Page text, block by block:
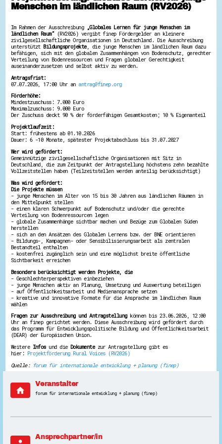
Hessen hilft Ukraine
Zeig uns dein Ehrenamt
Wettbewerb | Trikotwettbewerb
Wettbewerb | 80 Jahre Hessen - Engagement
mit Herz
8 Vereine x 80 Jahre x 1.000 €
Ausgezeichnete Projekte
SHARE IT: Teile deine Infos!
Gestalte dein Ehrenamt
Ehrenamts-Card Hessen
Förderprogramme
Ehrentag
Hessen engagiert - Digitale Themenabende
Kompetenznachweis Hessen
Mach dich schlau
GEMA-Pakt
Di@-Lotsen in Hessen
Flüchtlingshilfe + Integration
Generationsübergreifend aktiv
Patenschaftsprojekte
Stiftungen
Vereine, Spenden, Steuern - Gut zu Wissen
Versicherungsschutz
Wissenswertes rund um dein Ehrenamt
Zahlen, Daten, Fakten aus Hessen
Service
Suche
Downloads
Kontakt
Impressum
Datenschutz
Erklärung zur Barrierefreiheit
Menschen im ländlichen Raum (RV2026)
Im Rahmen der Ausschreibung „Globales Lernen für junge Menschen im
ländlichen Raum“(RV2026) vergibt finep Fördergelder an kleinere
zivilgesellschaftliche Organisationen in Deutschland. Die Ausschreibung
unterstütztBildungsprojekte, die junge Menschen im ländlichen Raum dazu
befähigen, sich mit den globalen Zusammenhängen von Bodenschutz, gerechter
Verteilung von Bodenressourcen und Fragen globaler Gerechtigkeit
auseinanderzusetzen und selbst aktiv zu werden.
Antragsfrist:
07.07.2026, 17:00 Uhr an antrag@finep.org
Förderhöhe:
Mindestzuschuss: 7.000 Euro
Maximalzuschuss: 9.000 Euro
Der Zuschuss deckt 90 % der förderfähigen Gesamtkosten; 10 % Eigenanteil
Projektlaufzeit:
Start: frühestens ab 01.10.2026
Dauer: 6 -10 Monate, spätester Projektabschluss bis 31.07.2027
Wer wird gefördert:
Gemeinnützige zivilgesellschaftliche Organisationen mit Sitz in
Deutschland, die zum Zeitpunkt der Antragstellung höchstens zehn bezahlte
Vollzeitstellen haben (Teilzeitstellen werden anteilig berücksichtigt)
Was wird gefördert:
Die Projekte müssen
- junge Menschen im Alter von 15 bis 30 Jahren aus ländlichen Räumen in
den Mittelpunkt stellen
- einen klaren Schwerpunkt auf Bodenschutz und/oder die gerechte
Verteilung von Bodenressourcen legen
- globale Zusammenhänge sichtbar machen und Bezüge zum Globalen Süden
herstellen
- sich an den Ansätzen des Globalen Lernens bzw. der BNE orientieren
- Bildungs-, Kampagnen- oder Sensibilisierungsarbeit als zentralen
Bestandteil enthalten
- kostenfrei zugänglich sein und eine möglichst breite öffentliche
Sichtbarkeit erreichen
Besonders berücksichtigt werden Projekte, die
- Geschlechterperspektiven einbeziehen
- junge Menschen aktiv an Planung, Umsetzung und Auswertung beteiligen
- auf Öffentlichkeitsarbeit und Medienansprache setzen
- kreative und innovative Formate für die Ansprache im ländlichen Raum
wählen
Fragen zur Ausschreibung und Antragstellungkönnen bis 23.06.2026, 12:00
Uhr an finep gerichtet werden. Diese Ausschreibung wird gefördert durch
das Programm für Entwicklungspolitische Bildung und Öffentlichkeitsarbeit
(DEAR) der Europäischen Union.
Weitere Infosund die Dokumentezur Antragstellung gibt es
hier: Projektförderung Rural Voices (RV2026)
Quelle: forum für internationale entwicklung + planung (finep)
home
Veranstalter
forum für internationale entwicklung + planung (finep)
Ansprechpartner/in